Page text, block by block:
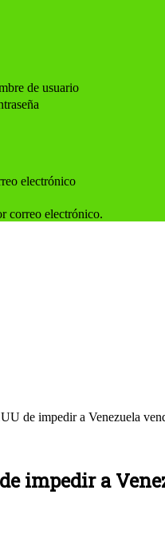
de usuario
electrónico
correo electrónico.
de impedir a Venezuela
impedir a